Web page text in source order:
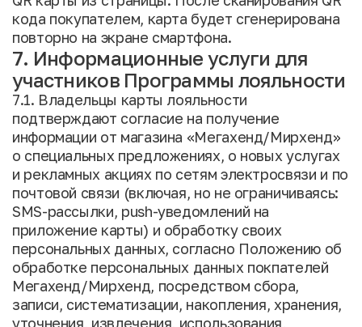
кода покупателем, карта будет сгенерирована
повторно на экране смартфона.
7. Информационные услуги для
участников Программы лояльности
7.1. Владельцы карты лояльности
подтверждают согласие на получение
информации от магазина «Мегахенд/Мирхенд»
о специальных предложениях, о новых услугах
и рекламных акциях по сетям электросвязи и по
почтовой связи (включая, но не ограничиваясь:
SMS-рассылки, push-уведомлений на
приложение карты) и обработку своих
персональных данных, согласно Положению об
обработке персональных данных покпателей
Мегахенд/Мирхенд, посредством сбора,
записи, систематизации, накопления, хранения,
уточнения, извлечения, использования,